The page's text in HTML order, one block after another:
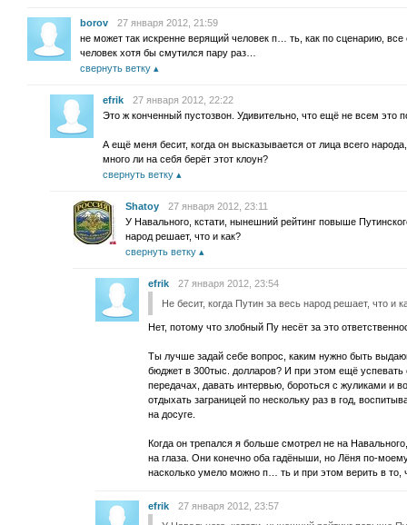
borov
27 января 2012, 21:59
не может так искренне верящий человек п… ть, как по сценарию,
человек хотя бы смутился пару раз…
свернуть ветку
efrik
27 января 2012, 22:22
Это ж конченный пустозвон. Удивительно, что ещё не всем это
А ещё меня бесит, когда он высказывается от лица всего
много ли на себя берёт этот клоун?
свернуть ветку
Shatoy
27 января 2012, 23:11
У Навального, кстати, нынешний рейтинг повыше
народ решает, что и как?
свернуть ветку
efrik
27 января 2012, 23:54
Не бесит, когда Путин за весь народ решает, что и
Нет, потому что злобный Пу несёт за это
Ты лучше задай себе вопрос, каким нужно быть
бюджет в 300тыс. долларов? И при этом ещё успевать
передачах, давать интервью, бороться с жуликами и
отдыхать заграницей по нескольку раз в год,
на досуге.
Когда он трепался я больше смотрел не на
на глаза. Они конечно оба гадёныши, но Лёня по-
насколько умело можно п… ть и при этом верить в то,
efrik
27 января 2012, 23:57